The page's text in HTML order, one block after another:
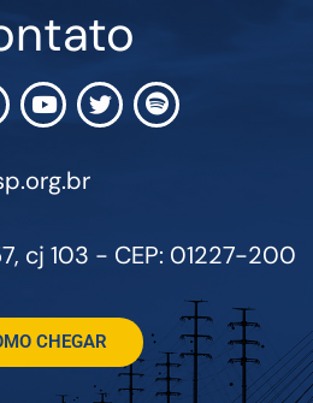
cj 103 - CEP: 01227-200
CHEGAR